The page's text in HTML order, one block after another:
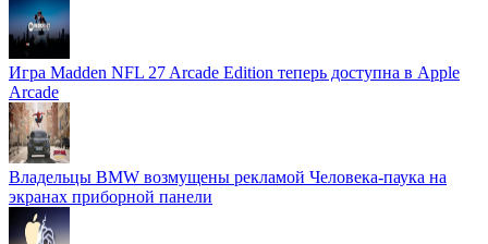
Игра Madden NFL 27 Arcade Edition теперь доступна в Apple
Arcade
Владельцы BMW возмущены рекламой Человека-паука на
экранах приборной панели